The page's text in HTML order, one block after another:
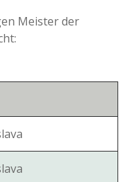
Meister der